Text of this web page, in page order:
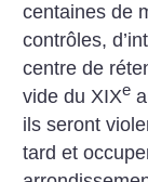
centaines de
contrôles,
centre de
vide du XIXe
ils seront
tard et